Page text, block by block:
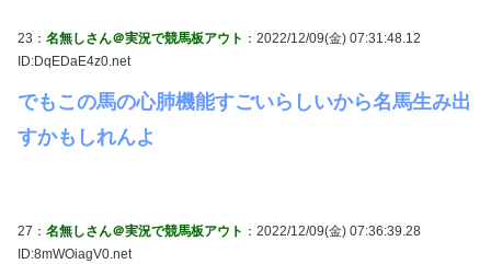
23： 名無しさん＠実況で競馬板アウト ：2022/12/09(金) 07:31:48.12
ID:DqEDaE4z0.net
でもこの馬の心肺機能すごいらしいから名馬生み出
すかもしれんよ
27： 名無しさん＠実況で競馬板アウト ：2022/12/09(金) 07:36:39.28
ID:8mWOiagV0.net